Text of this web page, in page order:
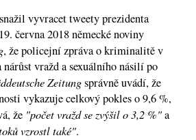
vyvracet tweety prezidenta
19. června 2018 německé noviny
, že policejní zpráva o kriminalitě v
nárůst vražd a sexuálního násilí po
Zeitungsprávně uvádí, že
vykazuje celkový pokles o 9,6 %,
že "počet vražd se zvýšil o 3,2 %"a
vzrostl také".